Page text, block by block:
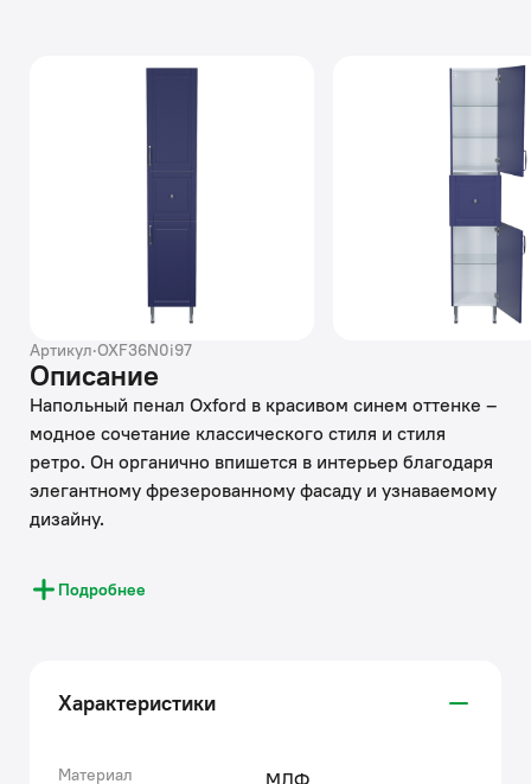
Артикул·OXF36N0i97
Описание
Напольный пенал Oxford в красивом синем оттенке –
модное сочетание классического стиля и стиля
ретро. Он органично впишется в интерьер благодаря
элегантному фрезерованному фасаду и узнаваемому
дизайну.
• Удобный выдвижной ящик создает дополнительное
пространство для хранения нужных мелочей.
их случайного повреждения.
• Хромированные ножки и ручки дополняют цвет
смесителей IDDIS® и смесителей в стиле ретро.
Подробнее
Характеристики
Материал МДФ